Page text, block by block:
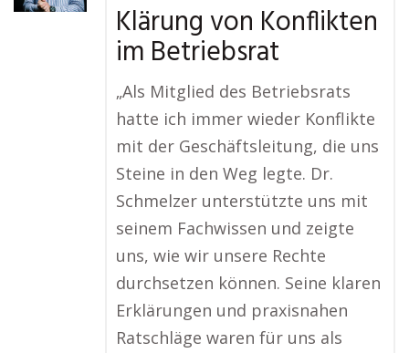
Klärung von Konflikten
im Betriebsrat
„Als Mitglied des Betriebsrats
hatte ich immer wieder Konflikte
mit der Geschäftsleitung, die uns
Steine in den Weg legte. Dr.
Schmelzer unterstützte uns mit
seinem Fachwissen und zeigte
uns, wie wir unsere Rechte
durchsetzen können. Seine klaren
Erklärungen und praxisnahen
Ratschläge waren für uns als